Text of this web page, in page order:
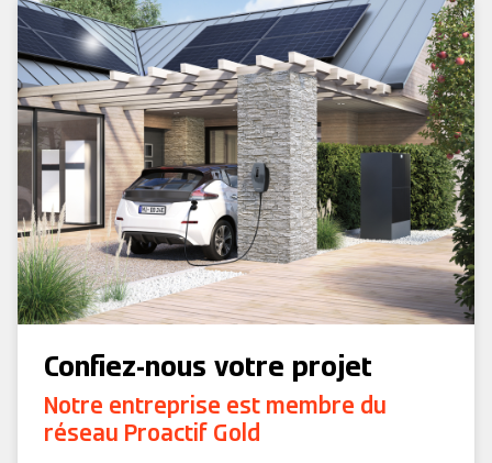
Confiez-nous votre projet
Notre entreprise est membre du
réseau Proactif Gold